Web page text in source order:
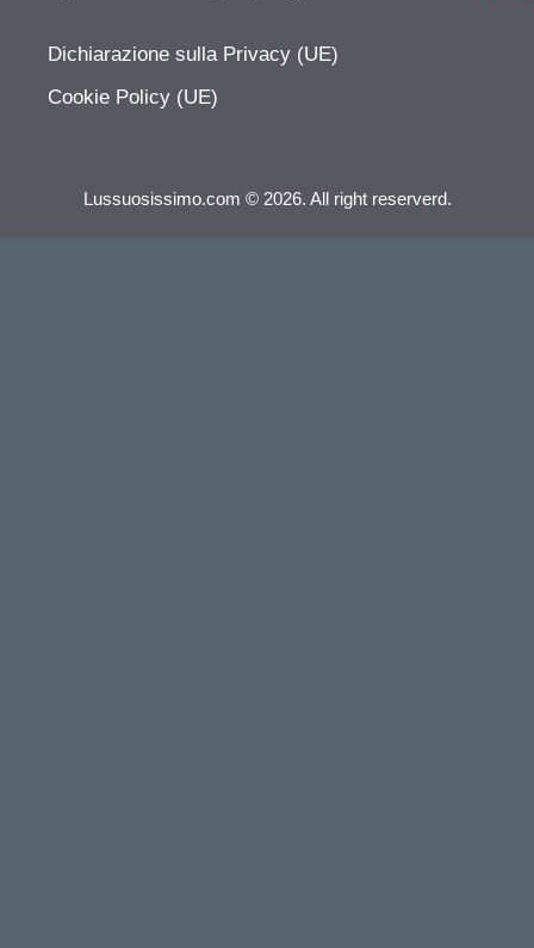
Dichiarazione sulla Privacy (UE)
Cookie Policy (UE)
Lussuosissimo.com © 2026. All right reserverd.